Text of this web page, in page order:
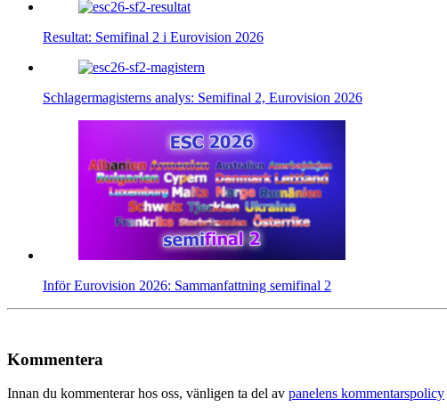
Resultat: Semifinal 2 i Eurovision 2026
Schlagermagisterns analys: Semifinal 2, Eurovision 2026
Inför Eurovision 2026: Sammanfattning semifinal 2
Kommentera
Innan du kommenterar hos oss, vänligen ta del av panelens kommentarspolicy